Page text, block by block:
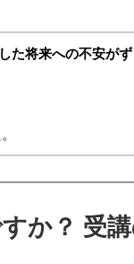
た将来への不安がず
か？ 受